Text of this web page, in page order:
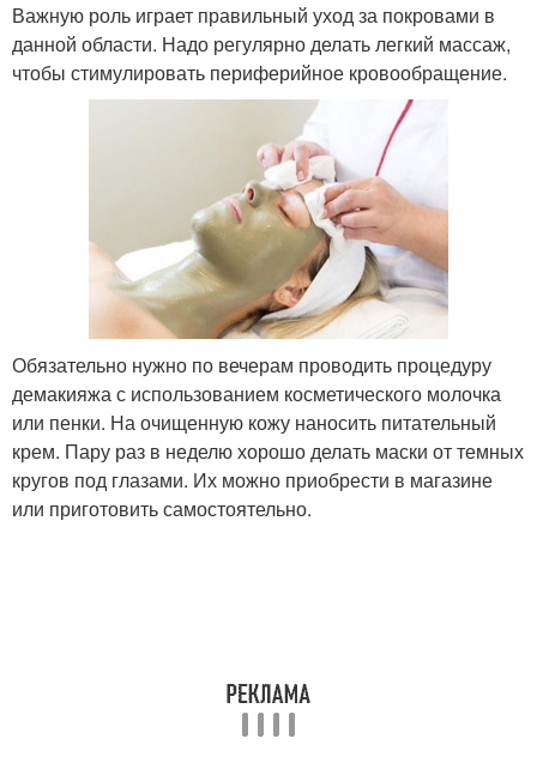
Важную роль играет правильный уход за покровами в
данной области. Надо регулярно делать легкий массаж,
чтобы стимулировать периферийное кровообращение.
Обязательно нужно по вечерам проводить процедуру
демакияжа с использованием косметического молочка
или пенки. На очищенную кожу наносить питательный
крем. Пару раз в неделю хорошо делать маски от темных
кругов под глазами. Их можно приобрести в магазине
или приготовить самостоятельно.